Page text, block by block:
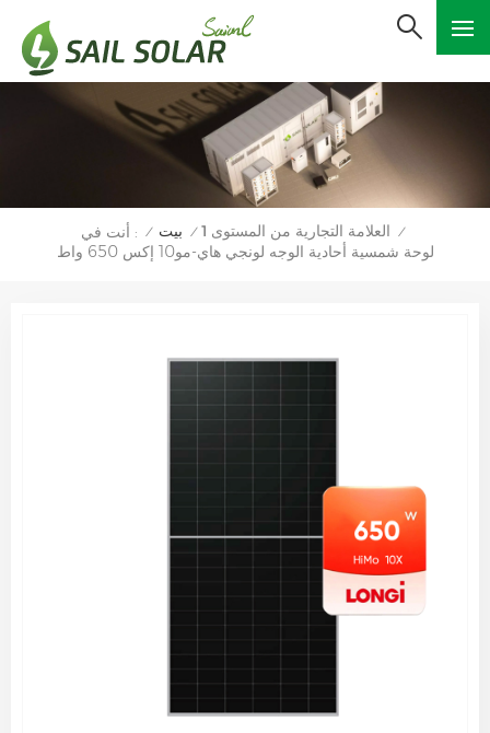
أنت في : / بيت / العلامة التجارية من المستوى 1 /
لوحة شمسية أحادية الوجه لونجي هاي-مو10 إكس 650 واط